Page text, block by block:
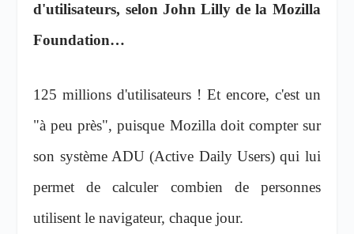
d'utilisateurs, selon John Lilly de la Mozilla
Foundation…
125 millions d'utilisateurs ! Et encore, c'est un
"à peu près", puisque Mozilla doit compter sur
son système ADU (Active Daily Users) qui lui
permet de calculer combien de personnes
utilisent le navigateur, chaque jour.